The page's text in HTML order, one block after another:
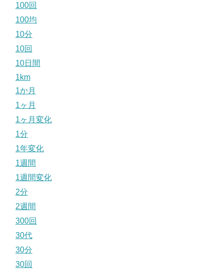
100回
100均
10分
10回
10日間
1km
1か月
1ヶ月
1ヶ月変化
1分
1年変化
1週間
1週間変化
2分
2週間
300回
30代
30分
30回